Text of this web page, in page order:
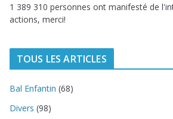
1 389 310 personnes ont manifesté de
actions, merci!
TOUS LES ARTICLES
Bal Enfantin (68)
Divers (98)